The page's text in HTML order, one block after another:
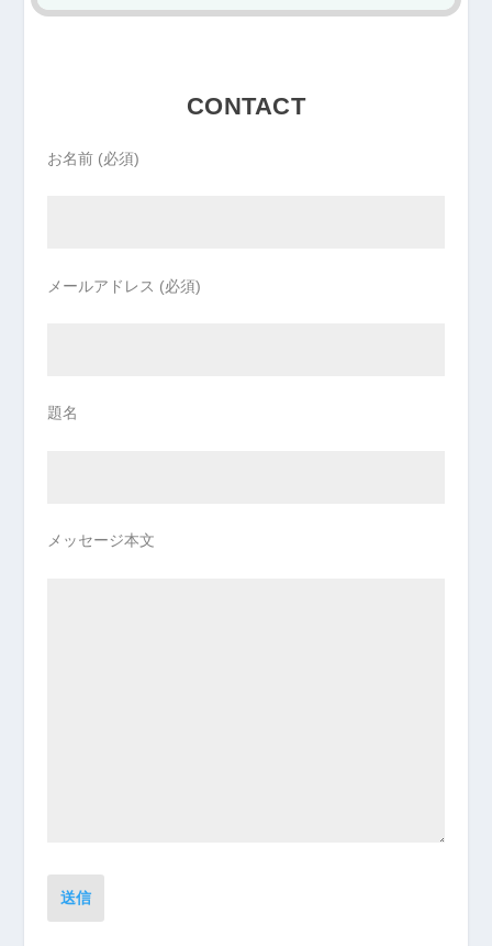
CONTACT
お名前 (必須)
メールアドレス (必須)
題名
メッセージ本文
送信